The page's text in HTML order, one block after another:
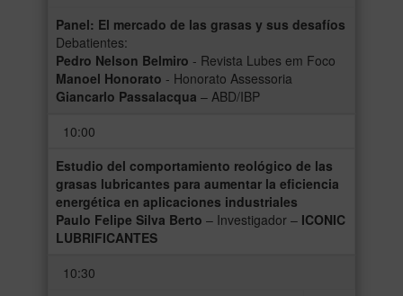
Panel: El mercado de las grasas y sus desafíos
Debatientes:
Pedro Nelson Belmiro - Revista Lubes em Foco
Manoel Honorato - Honorato Assessoria
Giancarlo Passalacqua – ABD/IBP
10:00
Estudio del comportamiento reológico de las
grasas lubricantes para aumentar la eficiencia
energética en aplicaciones industriales
Paulo Felipe Silva Berto – Investigador – ICONIC
LUBRIFICANTES
10:30